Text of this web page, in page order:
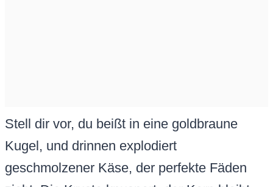
Stell dir vor, du beißt in eine goldbraune
Kugel, und drinnen explodiert
geschmolzener Käse, der perfekte Fäden